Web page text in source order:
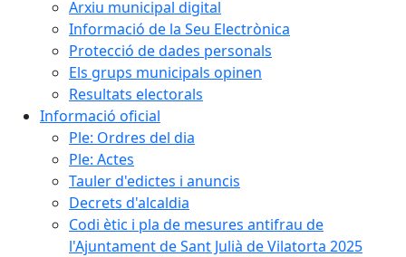
Arxiu municipal digital
Informació de la Seu Electrònica
Protecció de dades personals
Els grups municipals opinen
Resultats electorals
Informació oficial
Ple: Ordres del dia
Ple: Actes
Tauler d'edictes i anuncis
Decrets d'alcaldia
Codi ètic i pla de mesures antifrau de
l'Ajuntament de Sant Julià de Vilatorta 2025